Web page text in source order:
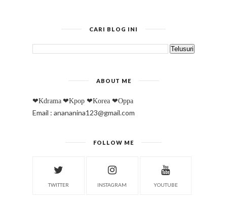
CARI BLOG INI
ABOUT ME
❤Kdrama ❤Kpop ❤Korea ❤Oppa
Email : anananina123@gmail.com
FOLLOW ME
TWITTER INSTAGRAM YOUTUBE